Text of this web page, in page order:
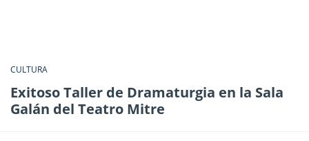
CULTURA
Exitoso Taller de Dramaturgia en la Sala
Galán del Teatro Mitre